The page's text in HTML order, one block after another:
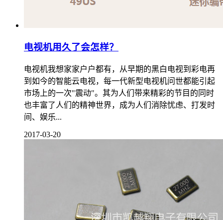
电视机用久了会怎样？
电视机我想家家户户都有，从早期的黑白电视到彩电再
到如今的智能云电视，每一代新型电视机问世都能引起
市场上的一次"震动"。其为人们带来精彩的节目的同时
也丰富了人们的精神世界，成为人们消除忧虑、打发时
间、娱乐...
2017-03-20